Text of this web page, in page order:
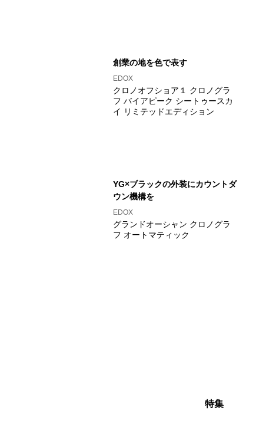
創業の地を色で表す
EDOX
クロノオフショア１ クロノグラ
フ バイアピーク シートゥースカ
イ リミテッドエディション
YG×ブラックの外装にカウントダ
ウン機構を
EDOX
グランドオーシャン クロノグラ
フ オートマティック
特集